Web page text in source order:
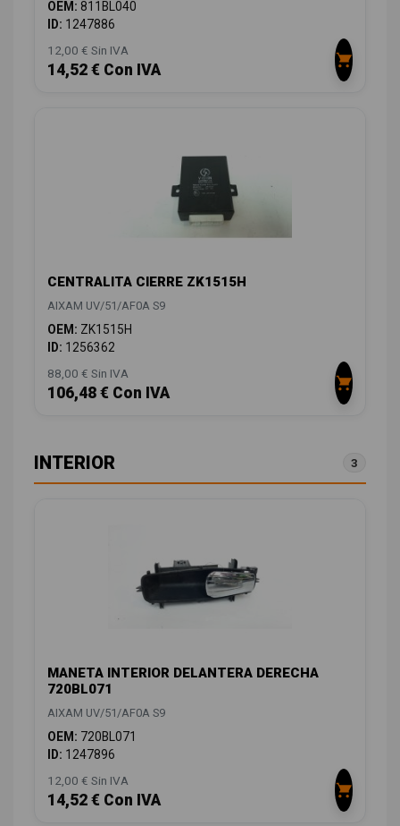
OEM: 811BL040
ID: 1247886
12,00 € Sin IVA
14,52 € Con IVA
CENTRALITA CIERRE ZK1515H
AIXAM UV/51/AF0A S9
OEM: ZK1515H
ID: 1256362
88,00 € Sin IVA
106,48 € Con IVA
INTERIOR 3
MANETA INTERIOR DELANTERA DERECHA
720BL071
AIXAM UV/51/AF0A S9
OEM: 720BL071
ID: 1247896
12,00 € Sin IVA
14,52 € Con IVA